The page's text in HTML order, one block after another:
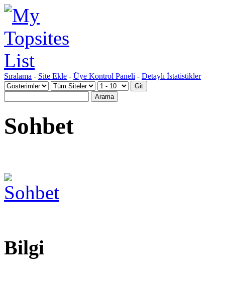
Sıralama - Site Ekle - Üye Kontrol Paneli - Detaylı İstatistikler
Sohbet
Bilgi